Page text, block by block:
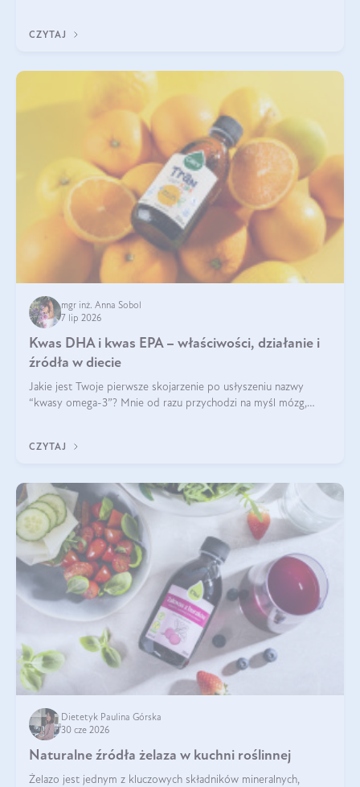
CZYTAJ
mgr inż. Anna Sobol
7 lip 2026
Kwas DHA i kwas EPA – właściwości, działanie i
źródła w diecie
Jakie jest Twoje pierwsze skojarzenie po usłyszeniu nazwy
“kwasy omega-3”? Mnie od razu przychodzi na myśl mózg,
EPA.
CZYTAJ
Dietetyk Paulina Górska
30 cze 2026
Naturalne źródła żelaza w kuchni roślinnej
Żelazo jest jednym z kluczowych składników mineralnych,